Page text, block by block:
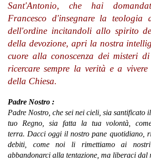
Sant'Antonio, che hai
Francesco d'insegnare la
dell'ordine incitandoli allo spirito
della devozione, apri la nostra
cuore alla conoscenza dei misteri
ricercare sempre la verità e a vivere
della Chiesa.
Padre Nostro :
Padre Nostro, che sei nei cieli, sia santificato
tuo Regno, sia fatta la tua volontà,
terra. Dacci oggi il nostro pane quotidiano,
debiti, come noi li rimettiamo ai
abbandonarci alla tentazione, ma liberaci dal